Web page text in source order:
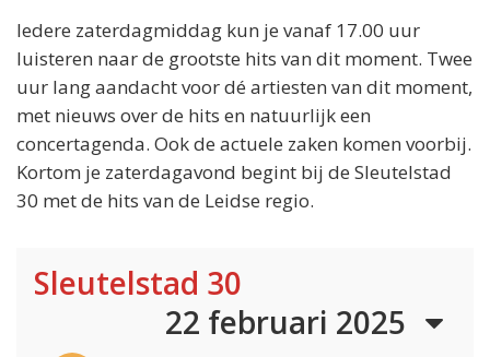
Iedere zaterdagmiddag kun je vanaf 17.00 uur
luisteren naar de grootste hits van dit moment. Twee
uur lang aandacht voor dé artiesten van dit moment,
met nieuws over de hits en natuurlijk een
concertagenda. Ook de actuele zaken komen voorbij.
Kortom je zaterdagavond begint bij de Sleutelstad
30 met de hits van de Leidse regio.
Sleutelstad 30
22 februari 2025